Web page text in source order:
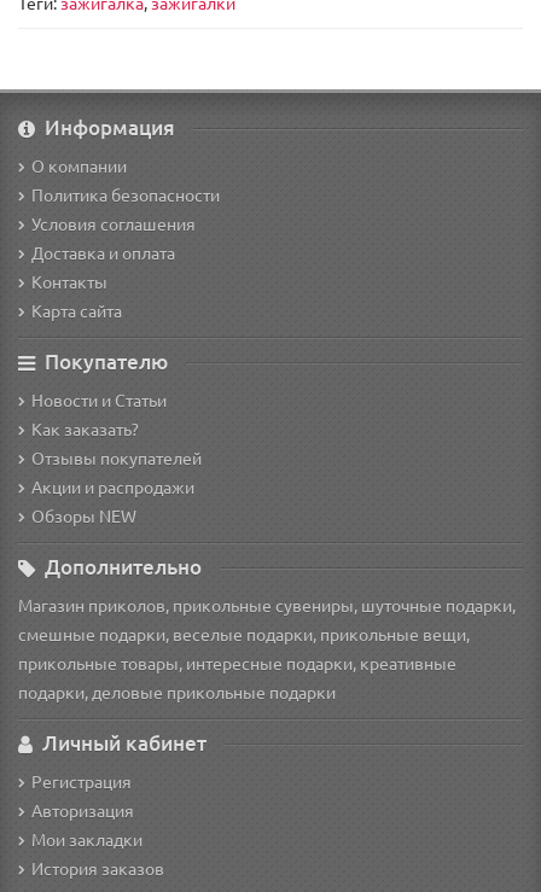
Информация
О компании
Политика безопасности
Условия соглашения
Доставка и оплата
Контакты
Карта сайта
Покупателю
Новости и Статьи
Как заказать?
Отзывы покупателей
Акции и распродажи
Обзоры NEW
Дополнительно
Магазин приколов, прикольные сувениры, шуточные подарки,
смешные подарки, веселые подарки, прикольные вещи,
прикольные товары, интересные подарки, креативные
подарки, деловые прикольные подарки
Личный кабинет
Регистрация
Авторизация
Мои закладки
История заказов